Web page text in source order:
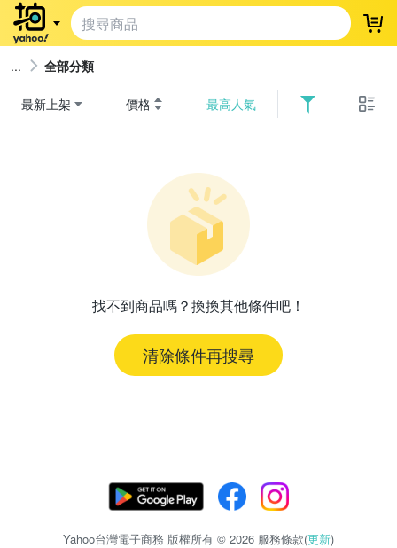
登
全部分類
最新上架 價格 最高人氣
找不到商品嗎？換換其他條件吧！
清除條件再搜尋
Yahoo台灣電子商務 版權所有 © 2026 服務條款(更新)